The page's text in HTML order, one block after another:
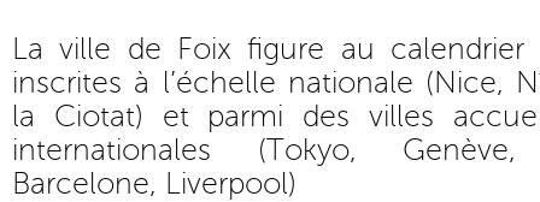
La ville de Foix figure au
inscrites à l’échelle nationale (Nice,
la Ciotat) et parmi des villes
internationales (Tokyo,
Barcelone, Liverpool)